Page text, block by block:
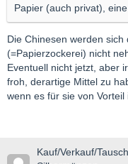
Papier (auch privat),
Die Chinesen werden
(=Papierzockerei) nicht
Eventuell nicht jetzt, aber
froh, derartige Mittel zu
wenn es für sie von Vorteil
Kauf/Verkauf/